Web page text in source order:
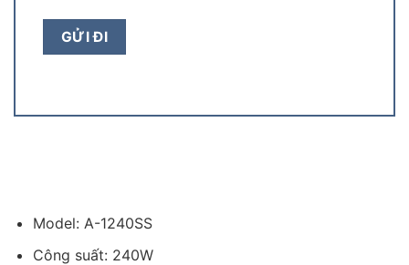
Model: A-1240SS
Công suất: 240W